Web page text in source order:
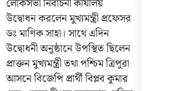
লোকসভা নির্বাচনী কার্যালয়
উদ্বোধন করলেন মুখ্যমন্ত্রী প্রফেসর
ডঃ মাণিক সাহা। সাথে এদিন
উদ্বোধনী অনুষ্ঠানে উপস্থিত ছিলেন
প্রাক্তন মুখ্যমন্ত্রী তথা পশ্চিম ত্রিপুরা
আসনে বিজেপি প্রার্থী বিপ্লব কুমার